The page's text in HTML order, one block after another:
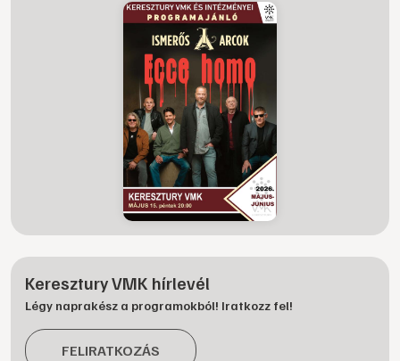
Keresztury VMK hírlevél
Légy naprakész a programokból! Iratkozz fel!
FELIRATKOZÁS